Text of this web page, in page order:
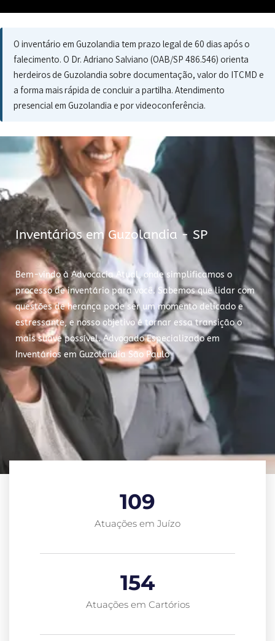
O inventário em Guzolandia tem prazo legal de 60 dias após o
falecimento. O Dr. Adriano Salviano (OAB/SP 486.546) orienta
herdeiros de Guzolandia sobre documentação, valor do ITCMD e
a forma mais rápida de concluir a partilha. Atendimento
presencial em Guzolandia e por videoconferência.
Inventários em Guzolandia - SP
Bem-vindo à Advocacia Atual, onde simplificamos o
processo de inventário para você. Sabemos que lidar com
questões de herança pode ser um momento delicado e
estressante, e nosso objetivo é tornar essa transição o
mais suave possível. Advogado Especializado em
Inventários em Guzolândia São Paulo
Atuações em Juízo
109
Atuações em Cartórios
154